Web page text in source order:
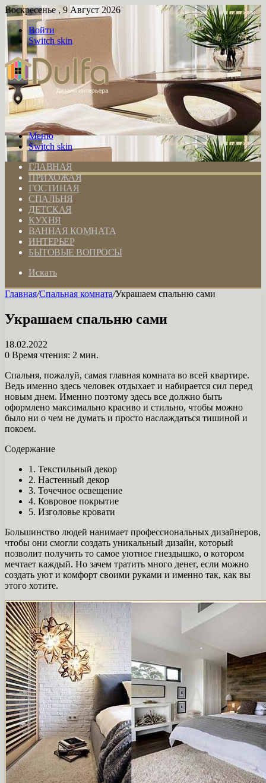
Воскресенье , 9 Август 2026
Войти
Switch skin
Меню
Switch skin
ГЛАВНАЯ
ПРИХОЖАЯ
ГОСТИНАЯ
СПАЛЬНЯ
ДЕТСКАЯ
КУХНЯ
ВАННАЯ КОМНАТА
ИНТЕРЬЕР
БЫТОВЫЕ ВОПРОСЫ
Искать
Главная/Спальная комната/Украшаем спальню сами
Украшаем спальню сами
18.02.2022
0 Время чтения: 2 мин.
Спальня, пожалуй, самая главная комната во всей квартире.
Ведь именно здесь человек отдыхает и набирается сил перед
новым днем. Именно поэтому здесь все должно быть
оформлено максимально красиво и стильно, чтобы можно
было ни о чем не думать и просто наслаждаться тишиной и
покоем.
Содержание
1. Текстильный декор
2. Настенный декор
3. Точечное освещение
4. Ковровое покрытие
5. Изголовье кровати
Большинство людей нанимает профессиональных дизайнеров,
чтобы они смогли создать уникальный дизайн, который
позволит получить то самое уютное гнездышко, о котором
мечтает каждый. Но зачем тратить много денег, если можно
создать уют и комфорт своими руками и именно так, как вы
этого хотите.